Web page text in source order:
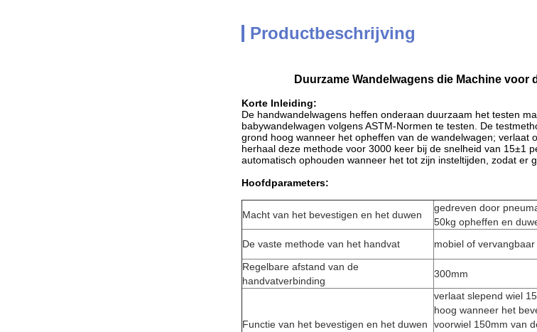
Productbeschrijving
Duurzame Wandelwagens die Machine
Korte Inleiding:
De handwandelwagens heffen onderaan duurzaam het testen
babywandelwagen volgens ASTM-Normen te testen. De
grond hoog wanneer het opheffen van de wandelwagen; verlaat
herhaal deze methode voor 3000 keer bij de snelheid van 15±1
automatisch ophouden wanneer het tot zijn insteltijden, zodat er
Hoofdparameters:
Macht van het bevestigen en het duwen
gedreven door
50kg opheffen en
De vaste methode van het handvat
mobiel of vervangbaar
Regelbare afstand van de
handvatverbinding
300mm
Functie van het bevestigen en het duwen
verlaat slepend wiel
hoog wanneer het
voorwiel 150mm van